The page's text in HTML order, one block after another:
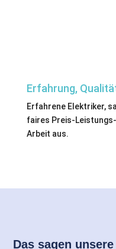
Erfahrung,
Erfahrene Elektriker,
faires Preis-
Arbeit aus.
Das sagen